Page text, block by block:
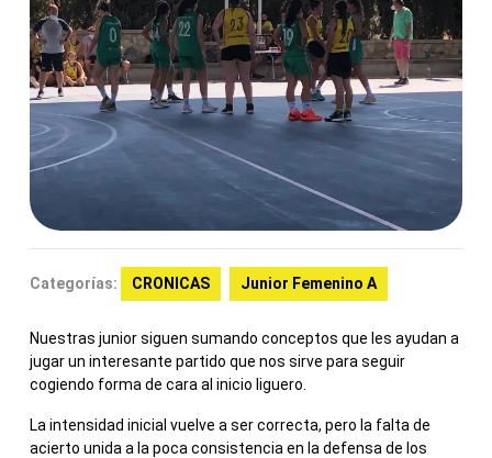
Categorías: CRONICAS Junior Femenino A
Nuestras junior siguen sumando conceptos que les ayudan a
jugar un interesante partido que nos sirve para seguir
cogiendo forma de cara al inicio liguero.
La intensidad inicial vuelve a ser correcta, pero la falta de
acierto unida a la poca consistencia en la defensa de los